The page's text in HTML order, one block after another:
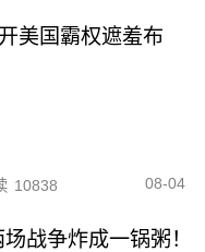
美国霸权遮羞布
10838 08-04
战争炸成一锅粥！